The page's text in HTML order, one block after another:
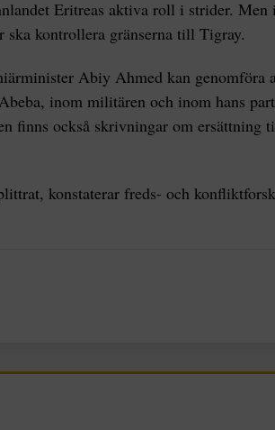
Eritreas aktiva roll i strider. Men i
kontrollera gränserna till Tigray.
Abiy Ahmed kan genomföra
inom militären och inom hans
finns också skrivningar om ersättning
konstaterar freds- och